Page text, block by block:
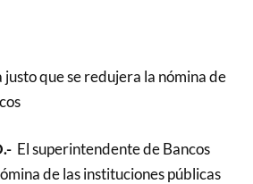
justo que se redujera la nómina de
El superintendente de Bancos
de las instituciones públicas